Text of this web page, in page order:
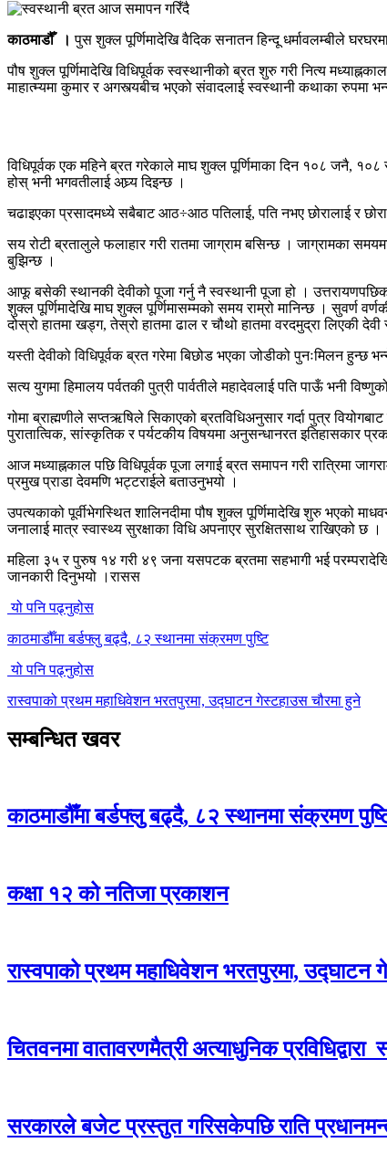
काठमाडौँ ।पुस शुक्ल पूर्णिमादेखि वैदिक सनातन हिन्दू धर्मावलम्बीले
पौष शुक्ल पूर्णिमादेखि विधिपूर्वक स्वस्थानीको ब्रत शुरु गरी नित्य
माहात्म्यमा कुमार र अगस्त्यबीच भएको संवादलाई स्वस्थानी कथाका रुपमा
विधिपूर्वक एक महिने ब्रत गरेकाले माघ शुक्ल पूर्णिमाका दिन १०८ जनै,
होस् भनी भगवतीलाई अघ्र्य दिइन्छ ।
चढाइएका प्रसादमध्ये सबैबाट आठ÷आठ पतिलाई, पति नभए छोरालाई र छोरा
सय रोटी ब्रतालुले फलाहार गरी रातमा जाग्राम बसिन्छ । जाग्रामका
बुझिन्छ ।
आफू बसेकी स्थानकी देवीको पूजा गर्नु नै स्वस्थानी पूजा हो ।
शुक्ल पूर्णिमादेखि माघ शुक्ल पूर्णिमासम्मको समय राम्रो मानिन्छ । सुवर्ण
दोस्रो हातमा खड्ग, तेस्रो हातमा ढाल र चौथो हातमा वरदमुद्रा लिएकी
यस्ती देवीको विधिपूर्वक ब्रत गरेमा बिछोड भएका जोडीको पुनःमिलन
सत्य युगमा हिमालय पर्वतकी पुत्री पार्वतीले महादेवलाई पति पाऊँ भनी
गोमा ब्राह्मणीले सप्तऋषिले सिकाएको ब्रतविधिअनुसार गर्दा पुत्र
पुरातात्विक, सांस्कृतिक र पर्यटकीय विषयमा अनुसन्धानरत इतिहासकार
आज मध्याह्नकाल पछि विधिपूर्वक पूजा लगाई ब्रत समापन गरी रात्रिमा
प्रमुख प्राडा देवमणि भट्टराईले बताउनुभयो ।
उपत्यकाको पूर्वीभेगस्थित शालिनदीमा पौष शुक्ल पूर्णिमादेखि शुरु भएको
जनालाई मात्र स्वास्थ्य सुरक्षाका विधि अपनाएर सुरक्षितसाथ राखिएको छ ।
महिला ३५ र पुरुष १४ गरी ४९ जना यसपटक ब्रतमा सहभागी भई
जानकारी दिनुभयो ।रासस
यो पनि पढ्नुहोस
काठमाडौँमा बर्डफ्लु बढ्दै, ८२ स्थानमा संक्रमण पुष्टि
यो पनि पढ्नुहोस
रास्वपाको प्रथम महाधिवेशन भरतपुरमा, उद्घाटन गेस्टहाउस चौरमा हुने
सम्बन्धित खवर
काठमाडौँमा बर्डफ्लु बढ्दै, ८२ स्थानमा संक्रमण
कक्षा १२ को नतिजा प्रकाशन
रास्वपाको प्रथम महाधिवेशन भरतपुरमा, उद्घाटन
चितवनमा वातावरणमैत्री अत्याधुनिक प्रविधिद्वारा
सरकारले बजेट प्रस्तुत गरिसकेपछि राति